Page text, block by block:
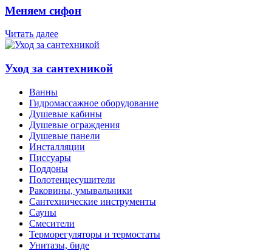
Меняем сифон
Читать далее
Уход за сантехникой
Ванны
Гидромассажное оборудование
Душевые кабины
Душевые ограждения
Душевые панели
Инсталляции
Писсуары
Поддоны
Полотенцесушители
Раковины, умывальники
Сантехнические инструменты
Сауны
Смесители
Терморегуляторы и термостаты
Унитазы, биде